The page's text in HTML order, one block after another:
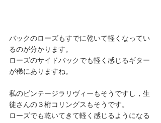
バックのローズもすでに乾いて軽くなってい
るのが分かります。
ローズのサイドバックでも軽く感じるギター
が稀にありますね。
私のビンテージラリヴィーもそうですし，生
徒さんの３桁コリングスもそうです。
ローズでも乾いてきて軽く感じるようになる